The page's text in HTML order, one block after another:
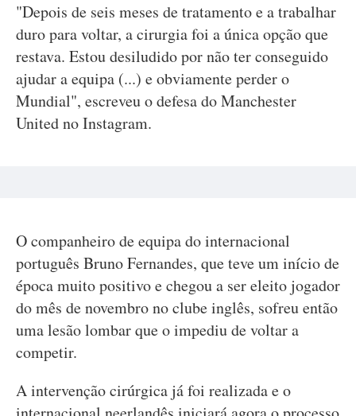
"Depois de seis meses de tratamento e a trabalhar
duro para voltar, a cirurgia foi a única opção que
restava. Estou desiludido por não ter conseguido
ajudar a equipa (...) e obviamente perder o
Mundial", escreveu o defesa do Manchester
United no Instagram.
O companheiro de equipa do internacional
português Bruno Fernandes, que teve um início de
época muito positivo e chegou a ser eleito jogador
do mês de novembro no clube inglês, sofreu então
uma lesão lombar que o impediu de voltar a
competir.
A intervenção cirúrgica já foi realizada e o